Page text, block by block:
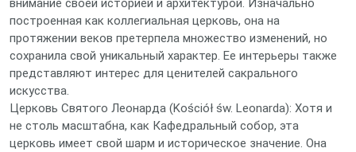
построенная как коллегиальная церковь, она на
протяжении веков претерпела множество изменений, но
сохранила свой уникальный характер. Ее интерьеры также
представляют интерес для ценителей сакрального
искусства.
Церковь Святого Леонарда (Kościół św. Leonarda): Хотя и
не столь масштабна, как Кафедральный собор, эта
церковь имеет свой шарм и историческое значение. Она